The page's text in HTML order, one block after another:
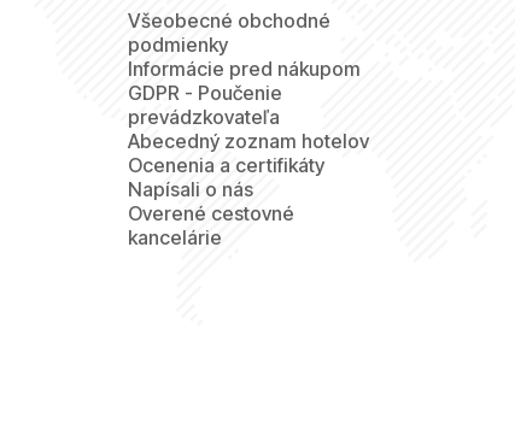
Všeobecné obchodné
podmienky
Informácie pred nákupom
GDPR - Poučenie
prevádzkovateľa
Abecedný zoznam hotelov
Ocenenia a certifikáty
Napísali o nás
Overené cestovné
kancelárie